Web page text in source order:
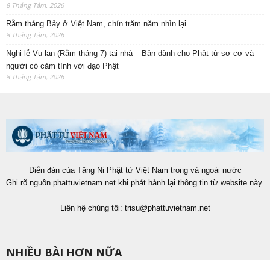
8 Tháng Tám, 2026
Rằm tháng Bảy ở Việt Nam, chín trăm năm nhìn lại
8 Tháng Tám, 2026
Nghi lễ Vu lan (Rằm tháng 7) tại nhà – Bản dành cho Phật tử sơ cơ và
người có cảm tình với đạo Phật
8 Tháng Tám, 2026
Diễn đàn của Tăng Ni Phật tử Việt Nam trong và ngoài nước
Ghi rõ nguồn phattuvietnam.net khi phát hành lại thông tin từ website này.
Liên hệ chúng tôi: trisu@phattuvietnam.net
NHIỀU BÀI HƠN NỮA